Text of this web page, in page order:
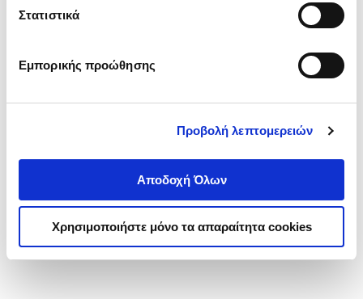
Στατιστικά
Εμπορικής προώθησης
Προβολή λεπτομερειών
Αποδοχή Όλων
Χρησιμοποιήστε μόνο τα απαραίτητα cookies